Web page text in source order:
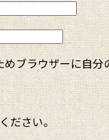
ブラウザーに自
ださい。